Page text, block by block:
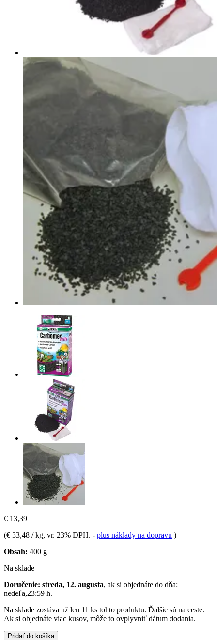
€ 13,39
(€ 33,48 / kg, vr. 23% DPH. - plus náklady na dopravu )
Obsah: 400 g
Na sklade
Doručenie: streda, 12. augusta, ak si objednáte do dňa:
nedeľa,23:59 h.
Na sklade zostáva už len 11 ks tohto produktu. Ďalšie sú na ceste.
Ak si objednáte viac kusov, môže to ovplyvniť dátum dodania.
Pridať do košíka